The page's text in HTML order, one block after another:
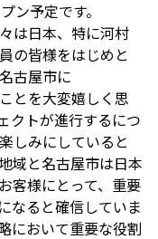
ン予定です。
は日本、特に河村
の皆様をはじめと
古屋市に
とを大変嬉しく思
クトが進行するにつ
しみにしていると
域と名古屋市は日本
客様にとって、重要
なると確信していま
において重要な役割